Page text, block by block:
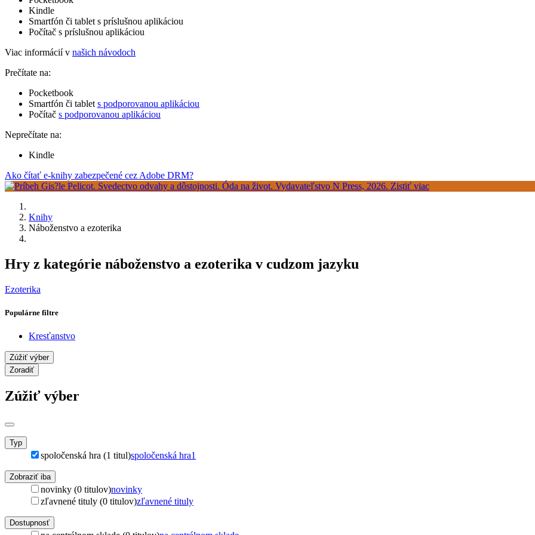
Kindle
Smartfón či tablet s príslušnou aplikáciou
Počítač s príslušnou aplikáciou
Viac informácií v našich návodoch
Prečítate na:
Pocketbook
Smartfón či tablet s podporovanou aplikáciou
Počítač s podporovanou aplikáciou
Neprečítate na:
Kindle
Ako čítať e-knihy zabezpečené cez Adobe DRM?
Knihy
Náboženstvo a ezoterika
Hry z kategórie náboženstvo a ezoterika v cudzom jazyku
Ezoterika
Populárne filtre
Kresťanstvo
Zúžiť výber
Zoradiť
Zúžiť výber
Typ
spoločenská hra (1 titul)spoločenská hra1
Zobraziť iba
novinky (0 titulov)novinky
zľavnené tituly (0 titulov)zľavnené tituly
Dostupnosť